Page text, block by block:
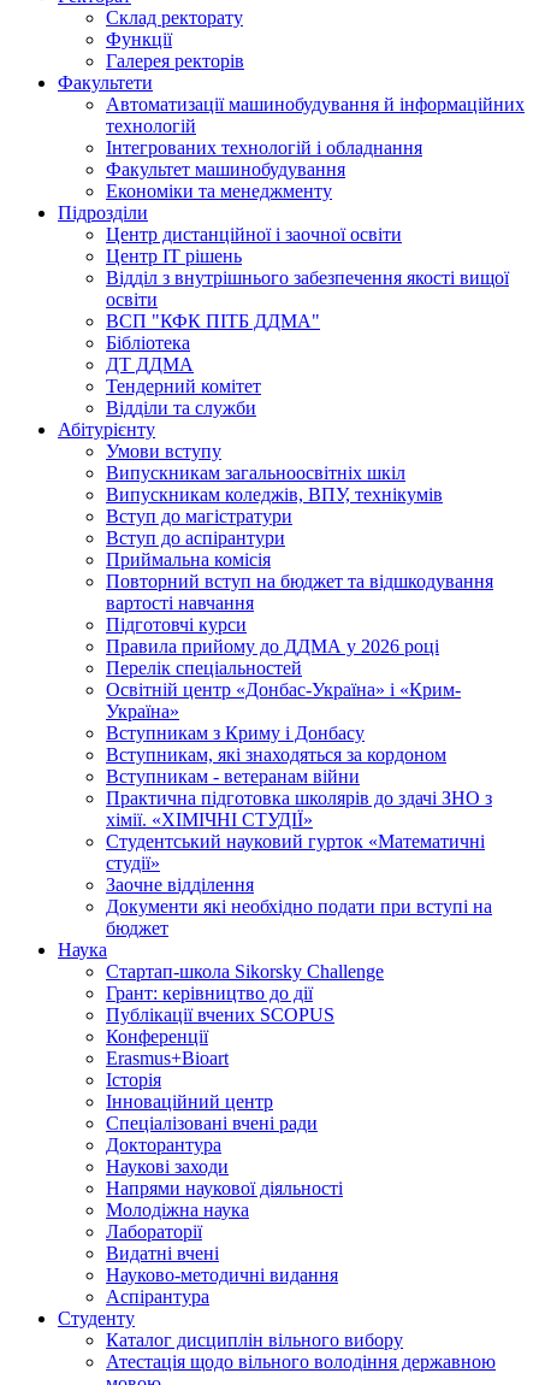
Склад ректорату
Функції
Галерея ректорів
Факультети
Автоматизації машинобудування й інформаційних
технологій
Інтегрованих технологій і обладнання
Факультет машинобудування
Економіки та менеджменту
Підрозділи
Центр дистанційної і заочної освіти
Центр ІТ рішень
Відділ з внутрішнього забезпечення якості вищої
освіти
ВСП "КФК ПІТБ ДДМА"
Бібліотека
ДТ ДДМА
Тендерний комітет
Відділи та служби
Абітурієнту
Умови вступу
Випускникам загальноосвітніх шкіл
Випускникам коледжів, ВПУ, технікумів
Вступ до магістратури
Вступ до аспірантури
Приймальна комісія
Повторний вступ на бюджет та відшкодування
вартості навчання
Підготовчі курси
Правила прийому до ДДМА у 2026 році
Перелік спеціальностей
Освітній центр «Донбас-Україна» і «Крим-
Україна»
Вступникам з Криму і Донбасу
Вступникам, які знаходяться за кордоном
Вступникам - ветеранам війни
Практична підготовка школярів до здачі ЗНО з
хімії. «ХІМІЧНІ СТУДІЇ»
Студентський науковий гурток «Математичні
студії»
Заочне відділення
Документи які необхідно подати при вступі на
бюджет
Наука
Стартап-школа Sikorsky Challenge
Грант: керівництво до дії
Публікації вчених SCOPUS
Конференції
Erasmus+Bioart
Історія
Інноваційний центр
Спеціалізовані вчені ради
Докторантура
Наукові заходи
Напрями наукової діяльності
Молодіжна наука
Лабораторії
Видатні вчені
Науково-методичні видання
Аспірантура
Студенту
Каталог дисциплін вільного вибору
Атестація щодо вільного володіння державною